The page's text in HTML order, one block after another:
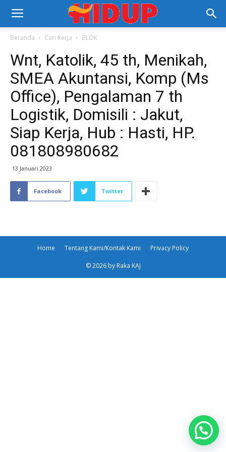
Beranda Cari Kerja BLOK
Wnt, Katolik, 45 th, Menikah,
SMEA Akuntansi, Komp (Ms
Office), Pengalaman 7 th
Logistik, Domisili : Jakut,
Siap Kerja, Hub : Hasti, HP.
081808980682
13 Januari 2023
Facebook Twitter
Home Tentang Kami/Kontak Kami Privacy Policy
© 2026 by Raka KAJ